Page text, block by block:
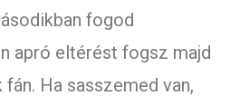
fogod
apró eltérést fogsz majd
Ha sasszemed van,